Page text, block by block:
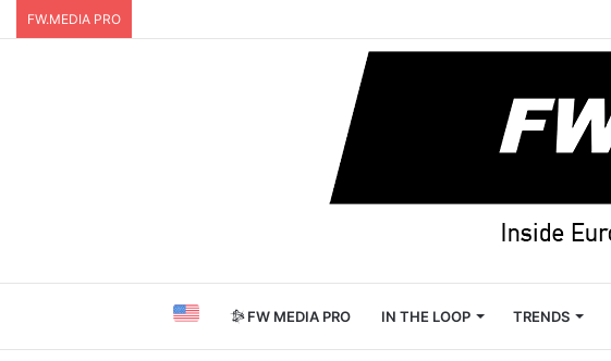
FW.MEDIA PRO
FW MEDIA PRO IN THE LOOP TRENDS